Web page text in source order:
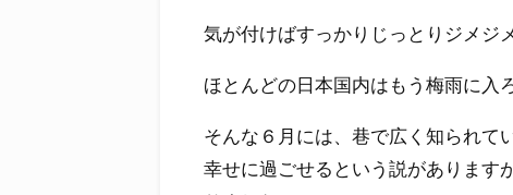
気が付けばすっかりじっとりジメジ
ほとんどの日本国内はもう梅雨に入
そんな６月には、巷で広く知られて
幸せに過ごせるという説があります